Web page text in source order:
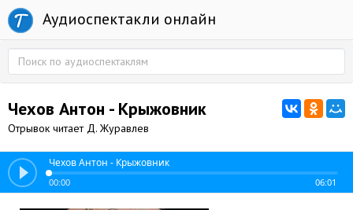
Аудиоспектакли онлайн
Чехов Антон - Крыжовник
Отрывок читает Д. Журавлев
Чехов Антон - Крыжовник
00:00 06:01